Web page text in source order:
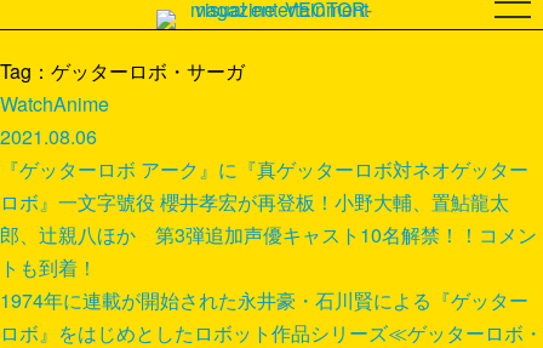
Tag：ゲッターロボ・サーガ
WatchAnime
2021.08.06
『ゲッターロボ アーク』に『真ゲッターロボ対ネオゲッター
ロボ』一文字號役 櫻井孝宏が再登板！小野大輔、置鮎龍太
郎、辻親八ほか 第3弾追加声優キャスト10名解禁！！コメン
トも到着！
1974年に連載が開始された永井豪・石川賢による『ゲッター
ロボ』をはじめとしたロボット作品シリーズ≪ゲッターロボ・